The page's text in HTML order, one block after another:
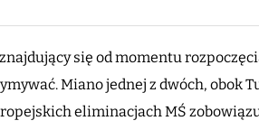
się od momentu
Miano jednej z dwóch, obok
eliminacjach MŚ